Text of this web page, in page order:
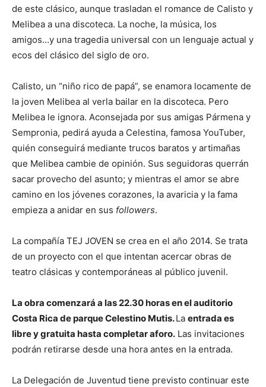
de este clásico, aunque trasladan el romance de Calisto y
Melibea a una discoteca. La noche, la música, los
amigos…y una tragedia universal con un lenguaje actual y
ecos del clásico del siglo de oro.
Calisto, un “niño rico de papá”, se enamora locamente de
la joven Melibea al verla bailar en la discoteca. Pero
Melibea le ignora. Aconsejada por sus amigas Pármena y
Sempronia, pedirá ayuda a Celestina, famosa YouTuber,
quién conseguirá mediante trucos baratos y artimañas
que Melibea cambie de opinión. Sus seguidoras querrán
sacar provecho del asunto; y mientras el amor se abre
camino en los jóvenes corazones, la avaricia y la fama
empieza a anidar en sus followers.
La compañía TEJ JOVEN se crea en el año 2014. Se trata
de un proyecto con el que intentan acercar obras de
teatro clásicas y contemporáneas al público juvenil.
La obra comenzará a las 22.30 horas en el auditorio
Costa Rica de parque Celestino Mutis.La entrada es
libre y gratuita hasta completar aforo. Las invitaciones
podrán retirarse desde una hora antes en la entrada.
La Delegación de Juventud tiene previsto continuar este